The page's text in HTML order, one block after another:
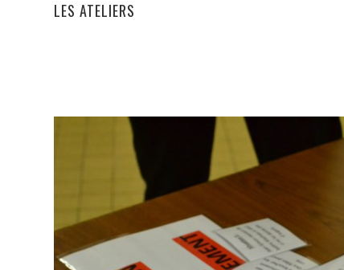
LES ATELIERS